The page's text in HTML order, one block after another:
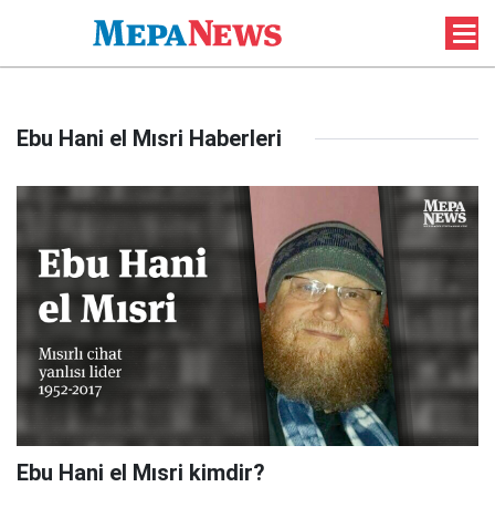
Ebu Hani el Mısri Haberleri
Ebu Hani el Mısri kimdir?